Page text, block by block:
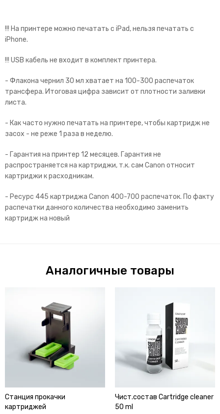
!!! На принтере можно печатать с iPad, нельзя печатать с
iPhone.
!!! USB кабель не входит в комплект принтера.
- Флакона чернил 30 мл хватает на 100-300 распечаток
трансфера. Итоговая цифра зависит от плотности заливки
листа.
- Как часто нужно печатать на принтере, чтобы картридж не
засох - не реже 1 раза в неделю.
- Гарантия на принтер 12 месяцев. Гарантия не
распространяется на картриджи, т.к. сам Canon относит
картриджи к расходникам.
- Ресурс 445 картриджа Canon 400-700 распечаток. По факту
распечатки данного количества необходимо заменить
картридж на новый
Аналогичные товары
Станция прокачки
картриджей
Чист.состав Cartridge cleaner
50 ml